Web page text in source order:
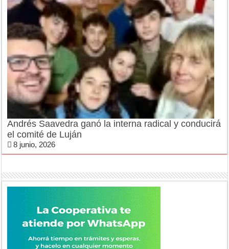
Andrés Saavedra ganó la interna radical y conducirá
el comité de Luján
8 junio, 2026